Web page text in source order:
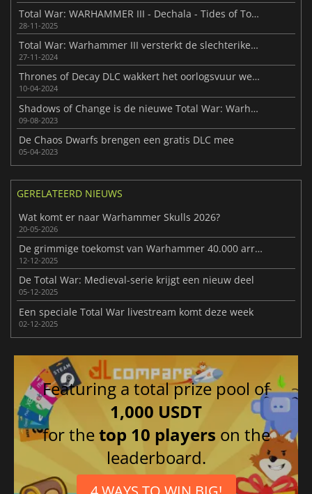
Total War: WARHAMMER III - Dechala - Tides of Torment arriveert
28-11-2025
Total War: Warhammer III versterkt de slechteriken met Omens of Destruction
27-11-2024
Thrones of Decay DLC wakkert het oorlogsvuur weer aan in Total War: Warhammer III
10-04-2024
Shadows of Change is de nieuwe Total War: Warhammer III DLC
09-08-2023
De Chaos Dwarfs brengen een gratis DLC mee
05-04-2023
GERELATEERD NIEUWS
Wat komt er naar Warhammer Skulls 2026?
20-05-2026
De grimmige toekomst van Warhammer 40.000 arriveert in Total War-serie
12-12-2025
De Total War: Medieval-serie krijgt een nieuw deel
05-12-2025
Een speciale Total War livestream komt deze week
02-12-2025
Featuring a total prize pool of
1,000 USDT
for thetop 10 players on the
leaderboard.